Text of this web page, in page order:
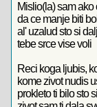
Mislio(la) sam ako
da ce manje biti
al' uzalud sto si
tebe srce vise voli
Reci koga ljubis,
kome zivot nudis
prokleto ti bilo sto